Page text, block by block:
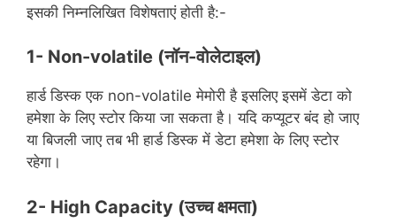
इसकी निम्नलिखित विशेषताएं होती है:-
1- Non-volatile (नॉन-वोलेटाइल)
हार्ड डिस्क एक non-volatile मेमोरी है इसलिए इसमें डेटा को
हमेशा के लिए स्टोर किया जा सकता है। यदि कप्यूटर बंद हो जाए
या बिजली जाए तब भी हार्ड डिस्क में डेटा हमेशा के लिए स्टोर
रहेगा।
2- High Capacity (उच्च क्षमता)